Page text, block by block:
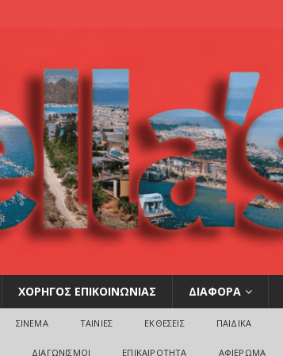
ΧΟΡΗΓΟΣ ΕΠΙΚΟΙΝΩΝΙΑΣ ΔΙΑΦΟΡΑ
ΣΙΝΕΜΑ ΤΑΙΝΙΕΣ ΕΚΘΕΣΕΙΣ ΠΑΙΔΙΚΑ
ΔΙΑΓΩΝΙΣΜΟΙ ΕΠΙΚΑΙΡΟΤΗΤΑ ΑΦΙΕΡΩΜΑ